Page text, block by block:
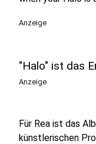
Anzeige
"Halo" ist das
Anzeige
Für Rea ist das
künstlerischen